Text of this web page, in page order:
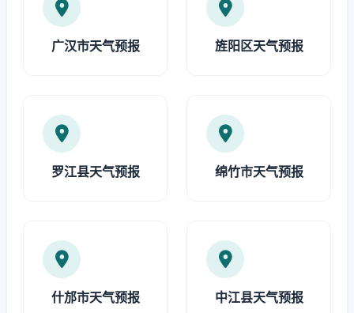
广汉市天气预报 旌阳区天气预报
罗江县天气预报 绵竹市天气预报
什邡市天气预报 中江县天气预报